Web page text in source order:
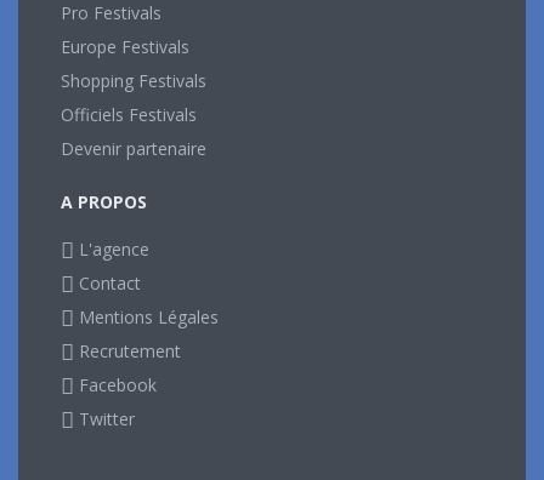
Pro Festivals
Europe Festivals
Shopping Festivals
Officiels Festivals
Devenir partenaire
A PROPOS
L'agence
Contact
Mentions Légales
Recrutement
Facebook
Twitter